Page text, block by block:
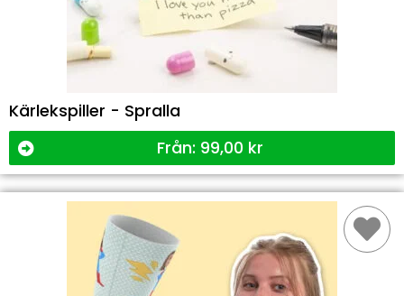
Kärlekspiller - Spralla
Från: 99,00 kr